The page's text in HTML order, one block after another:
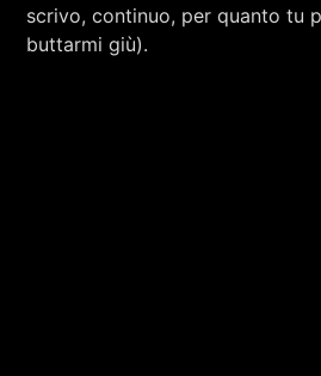
scrivo, continuo, per quanto tu
buttarmi giù).